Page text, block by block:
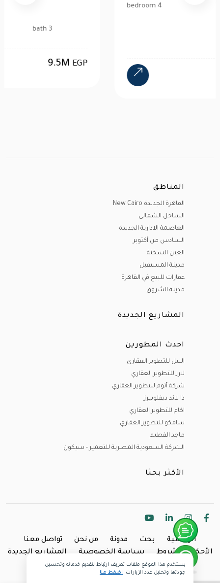
520 م2
المناطق
القاهرة الجديدة New Cairo
الساحل الشمالى
العاصمة الادارية الجديدة
السادس من أكتوبر
العين السخنة
مدينة المستقبل
عقارات للبيع في القاهرة
مدينة الشروق
المشاريع الجديدة
احدث المطورين
النيل للتطوير العقاري
لارز للتطوير العقاري
شركة أتوم للتطوير العقاري
ذا لاند ديفلوبيرز
اكام للتطوير العقاري
سامكو للتطوير العقاري
ماجد الفطيم
الشركة السعودية المصرية للتعمير - سيكون
الأكثر بحثا
الرئيسية بحث مدونة من نحن
تواصل معنا
الأحكام والشروط
سياسة الخصوصية المشاريع الجديدة
Copyright @2024 Inland.
يستخدم هذا الموقع ملفات تعريف ارتباط لتقديم خدماته وتحسين
جودتها وتحليل عدد الزيارات. اضغط هنا